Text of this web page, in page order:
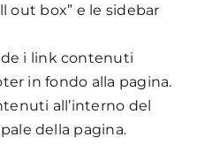
out box” e le sidebar
i link contenuti
in fondo alla pagina.
all’interno del
della pagina.